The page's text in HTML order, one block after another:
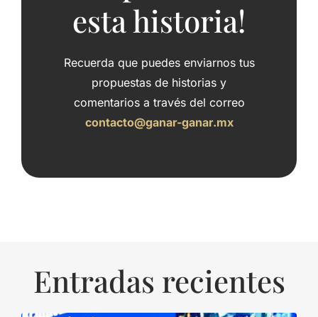
esta historia!
Recuerda que puedes enviarnos tus
propuestas de historias y
comentarios a través del correo
contacto@ganar-ganar.mx
Entradas recientes